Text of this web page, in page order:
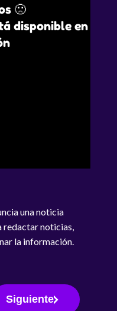
🙁
disponible en
una noticia
redactar noticias,
la información.
Siguiente